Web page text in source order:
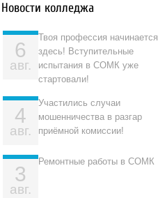
Новости колледжа
6
авг.
Твоя профессия начинается
здесь! Вступительные
испытания в СОМК уже
стартовали!
4
авг.
Участились случаи
мошенничества в разгар
приёмной комиссии!
3
авг.
Ремонтные работы в СОМК